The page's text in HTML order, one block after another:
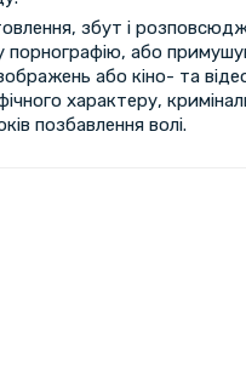
збут і
або
або кіно- та
характеру,
позбавлення волі.